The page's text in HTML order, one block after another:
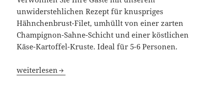
unwiderstehlichen Rezept für knuspriges
Hähnchenbrust-Filet, umhüllt von einer zarten
Champignon-Sahne-Schicht und einer köstlichen
Käse-Kartoffel-Kruste. Ideal für 5-6 Personen.
Knuspriges Hähnchenbrust-Filet mit Champignons
weiterlesen